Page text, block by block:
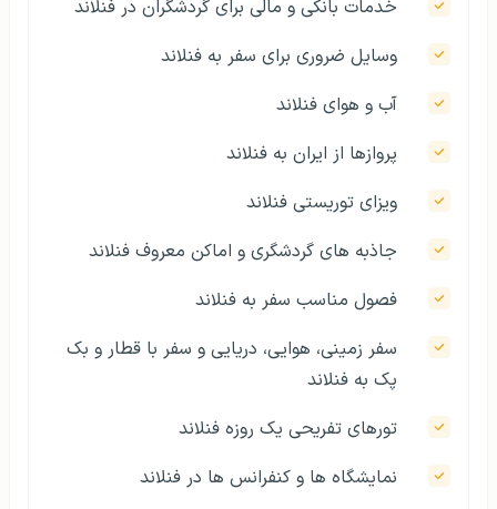
خدمات بانکی و مالی برای گردشگران در فنلاند
وسایل ضروری برای سفر به فنلاند
آب و هوای فنلاند
پروازها از ایران به فنلاند
ویزای توریستی فنلاند
جاذبه‌ های گردشگری و اماکن معروف فنلاند
فصول مناسب سفر به فنلاند
سفر زمینی، هوایی، دریایی و سفر با قطار و بک
پک به فنلاند
تورهای تفریحی یک روزه فنلاند
نمایشگاه ها و کنفرانس ها در فنلاند